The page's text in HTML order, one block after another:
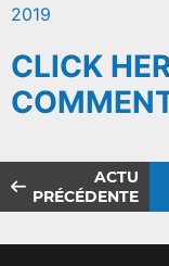
2019
CLICK
ACTU
PRÉCÉDENTE